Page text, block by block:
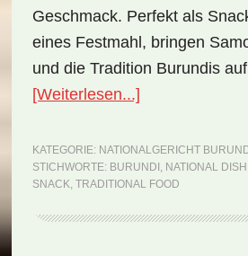
Geschmack. Perfekt als
eines Festmahl, bringen
und die Tradition Burundis
[Weiterlesen...]
Samosa
(Rezept)
KATEGORIE: NATIONALGERICHT
STICHWORTE: BURUNDI , NATIONAL DISH
SNACK, TRADITIONAL FOOD